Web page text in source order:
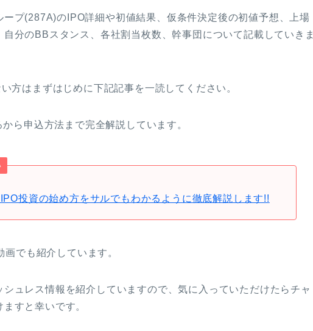
ープ(287A)のIPO詳細や初値結果、仮条件決定後の初値予想、上場
自分のBBスタンス、各社割当枚数、幹事団について記載していきま
方はまずはじめに下記記事を一読してください。
ら申込方法まで完全解説しています。
IPO投資の始め方をサルでもわかるように徹底解説します!!
でも紹介しています。
ュレス情報を紹介していますので、気に入っていただけたらチャ
すと幸いです。